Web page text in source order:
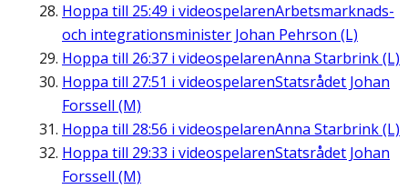
Hoppa till 25:49 i videospelarenArbetsmarknads-
och integrationsminister Johan Pehrson (L)
Hoppa till 26:37 i videospelarenAnna Starbrink (L)
Hoppa till 27:51 i videospelarenStatsrådet Johan
Forssell (M)
Hoppa till 28:56 i videospelarenAnna Starbrink (L)
Hoppa till 29:33 i videospelarenStatsrådet Johan
Forssell (M)